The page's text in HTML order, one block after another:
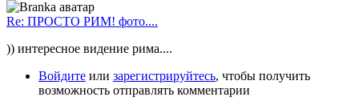
Re: ПРОСТО РИМ! фото....
)) интересное видение рима....
Войдите или зарегистрируйтесь, чтобы получить
возможность отправлять комментарии